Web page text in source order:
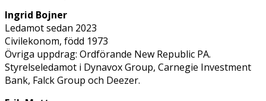
Ingrid Bojner
Ledamot sedan 2023
Civilekonom, född 1973
Övriga uppdrag: Ordförande New Republic PA.
Styrelseledamot i Dynavox Group, Carnegie Investment
Bank, Falck Group och Deezer.